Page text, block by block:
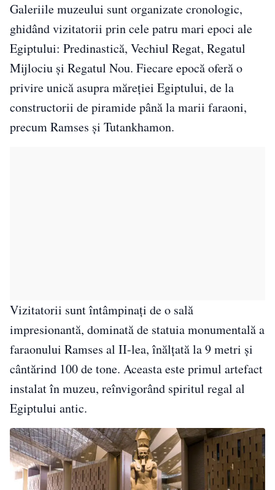
Galeriile muzeului sunt organizate cronologic,
ghidând vizitatorii prin cele patru mari epoci ale
Egiptului: Predinastică, Vechiul Regat, Regatul
Mijlociu și Regatul Nou. Fiecare epocă oferă o
privire unică asupra măreției Egiptului, de la
constructorii de piramide până la marii faraoni,
precum Ramses și Tutankhamon.
Vizitatorii sunt întâmpinați de o sală
impresionantă, dominată de statuia monumentală a
faraonului Ramses al II-lea, înălțată la 9 metri și
cântărind 100 de tone. Aceasta este primul artefact
instalat în muzeu, reînvigorând spiritul regal al
Egiptului antic.